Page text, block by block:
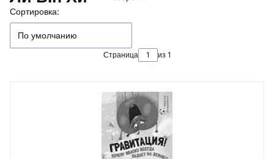
Список товаров
Сортировка:
По умолчанию
Страница из 1